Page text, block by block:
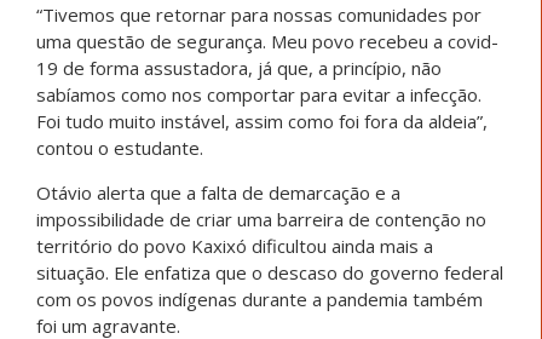
“Tivemos que retornar para nossas comunidades por
uma questão de segurança. Meu povo recebeu a covid-
19 de forma assustadora, já que, a princípio, não
sabíamos como nos comportar para evitar a infecção.
Foi tudo muito instável, assim como foi fora da aldeia”,
contou o estudante.
Otávio alerta que a falta de demarcação e a
impossibilidade de criar uma barreira de contenção no
território do povo Kaxixó dificultou ainda mais a
situação. Ele enfatiza que o descaso do governo federal
com os povos indígenas durante a pandemia também
foi um agravante.